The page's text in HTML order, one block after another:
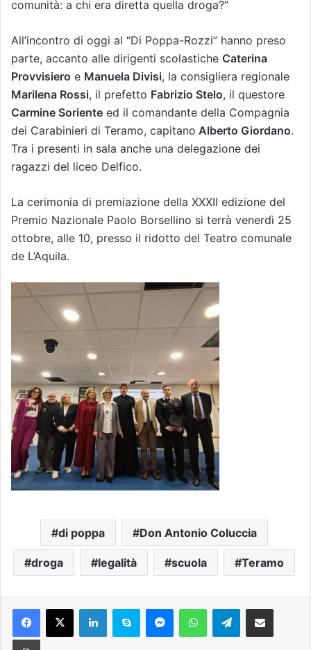
comunità: a chi era diretta quella droga?”
All’incontro di oggi al “Di Poppa-Rozzi” hanno preso
parte, accanto alle dirigenti scolastiche Caterina
Provvisiero e Manuela Divisi, la consigliera regionale
Marilena Rossi, il prefetto Fabrizio Stelo, il questore
Carmine Soriente ed il comandante della Compagnia
dei Carabinieri di Teramo, capitano Alberto Giordano.
Tra i presenti in sala anche una delegazione dei
ragazzi del liceo Delfico.
La cerimonia di premiazione della XXXII edizione del
Premio Nazionale Paolo Borsellino si terrà venerdì 25
ottobre, alle 10, presso il ridotto del Teatro comunale
de L’Aquila.
di poppa Don Antonio Coluccia
droga legalità scuola Teramo
Telegram